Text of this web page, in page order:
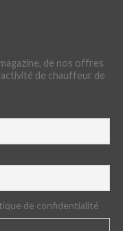
de nos offres
de chauffeur de
de confidentialité